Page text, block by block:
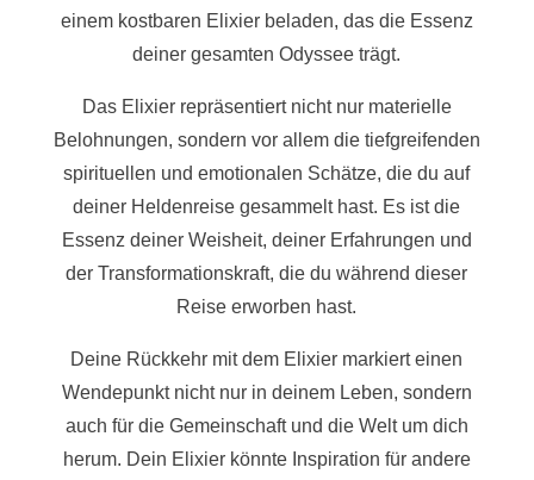
einem kostbaren Elixier beladen, das die Essenz
deiner gesamten Odyssee trägt.
Das Elixier repräsentiert nicht nur materielle
Belohnungen, sondern vor allem die tiefgreifenden
spirituellen und emotionalen Schätze, die du auf
deiner Heldenreise gesammelt hast. Es ist die
Essenz deiner Weisheit, deiner Erfahrungen und
der Transformationskraft, die du während dieser
Reise erworben hast.
Deine Rückkehr mit dem Elixier markiert einen
Wendepunkt nicht nur in deinem Leben, sondern
auch für die Gemeinschaft und die Welt um dich
herum. Dein Elixier könnte Inspiration für andere